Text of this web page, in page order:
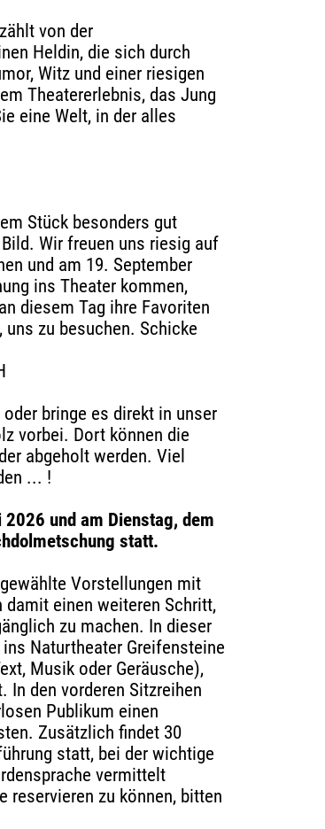
von der
Heldin, die sich durch
Witz und einer riesigen
Theatererlebnis, das Jung
eine Welt, in der alles
Stück besonders gut
Wir freuen uns riesig auf
und am 19. September
ins Theater kommen,
diesem Tag ihre Favoriten
zu besuchen. Schicke
bringe es direkt in unser
vorbei. Dort können die
abgeholt werden. Viel
... !
und am Dienstag, dem
statt.
Vorstellungen mit
damit einen weiteren Schritt,
zu machen. In dieser
Naturtheater Greifensteine
Musik oder Geräusche),
In den vorderen Sitzreihen
Publikum einen
Zusätzlich findet 30
statt, bei der wichtige
vermittelt
reservieren zu können, bitten